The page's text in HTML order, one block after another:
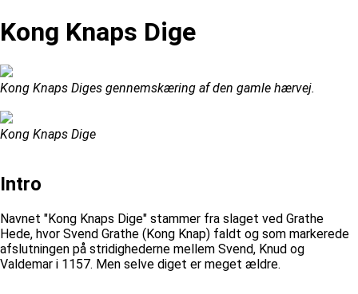
Kong Knaps Dige
Kong Knaps Diges gennemskæring af den gamle hærvej.
Kong Knaps Dige
Intro
Navnet "Kong Knaps Dige" stammer fra slaget ved Grathe
Hede, hvor Svend Grathe (Kong Knap) faldt og som markerede
afslutningen på stridighederne mellem Svend, Knud og
Valdemar i 1157. Men selve diget er meget ældre.